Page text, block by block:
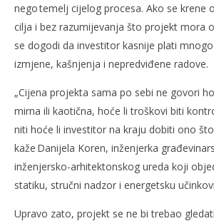
nego temelj cijelog procesa. Ako se krene
cilja i bez razumijevanja što projekt mora
se dogodi da investitor kasnije plati
izmjene, kašnjenja i nepredviđene radove.
„Cijena projekta sama po sebi ne govori
mirna ili kaotična, hoće li troškovi biti
niti hoće li investitor na kraju dobiti ono
kaže Danijela Koren, inženjerka
inženjersko-arhitektonskog ureda koji
statiku, stručni nadzor i energetsku
Upravo zato, projekt se ne bi trebao